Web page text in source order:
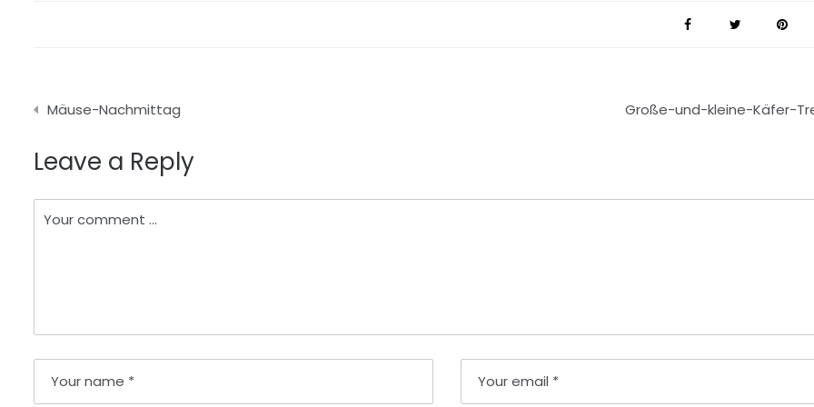
Beitragsnavigation
Mäuse-Nachmittag Große-und-kleine-Käfer-
Leave a Reply